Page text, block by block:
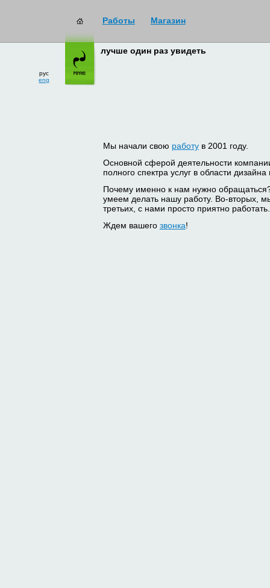
Работы Магазин
рус
eng
лучше один раз увидеть
Мы начали свою работув 2001 году.
Основной сферой деятельности
полного спектра услуг в области
Почему именно к нам нужно
умеем делать нашу работу. Во-вторых,
третьих, с нами просто приятно работать.
Ждем вашего звонка!